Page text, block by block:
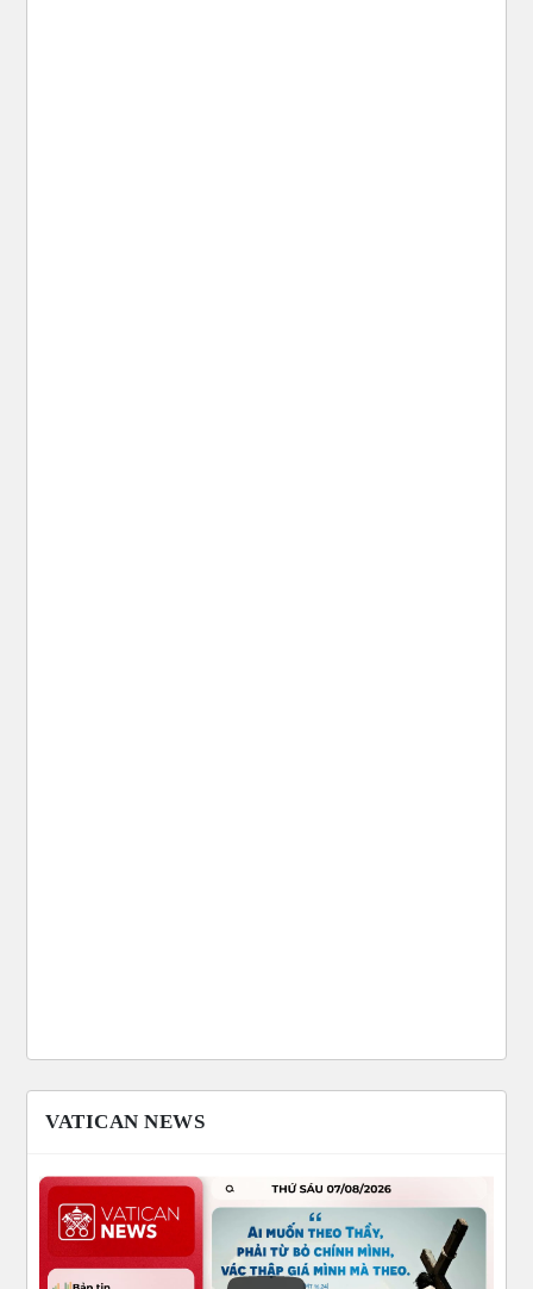
VATICAN NEWS